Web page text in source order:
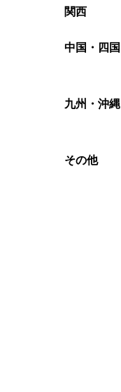
関西
中国・四国
九州・沖縄
その他